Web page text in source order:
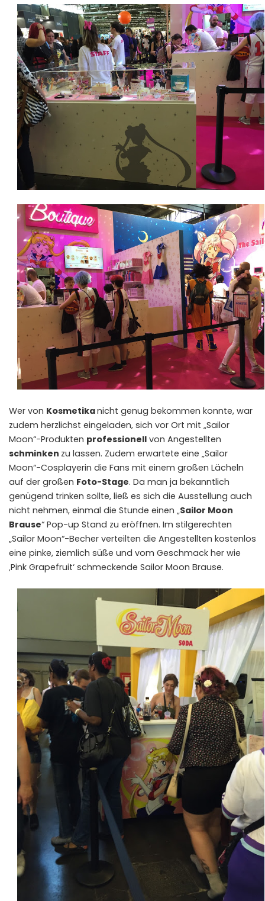
Wer von Kosmetikanicht genug bekommen konnte, war
zudem herzlichst eingeladen, sich vor Ort mit „Sailor
Moon“-Produkten professionell von Angestellten
schminken zu lassen. Zudem erwartete eine „Sailor
Moon“-Cosplayerin die Fans mit einem großen Lächeln
auf der großen Foto-Stage. Da man ja bekanntlich
genügend trinken sollte, ließ es sich die Ausstellung auch
nicht nehmen, einmal die Stunde einen „Sailor Moon
Brause“ Pop-up Stand zu eröffnen. Im stilgerechten
„Sailor Moon“-Becher verteilten die Angestellten kostenlos
eine pinke, ziemlich süße und vom Geschmack her wie
‚Pink Grapefruit‘ schmeckende Sailor Moon Brause.